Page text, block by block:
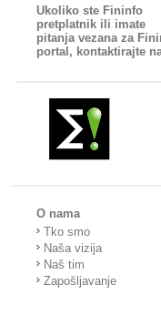
Ukoliko ste Fininfo
pretplatnik ili imate
pitanja vezana za
portal, kontaktirajte
O nama
Tko smo
Naša vizija
Naš tim
Zapošljavanje